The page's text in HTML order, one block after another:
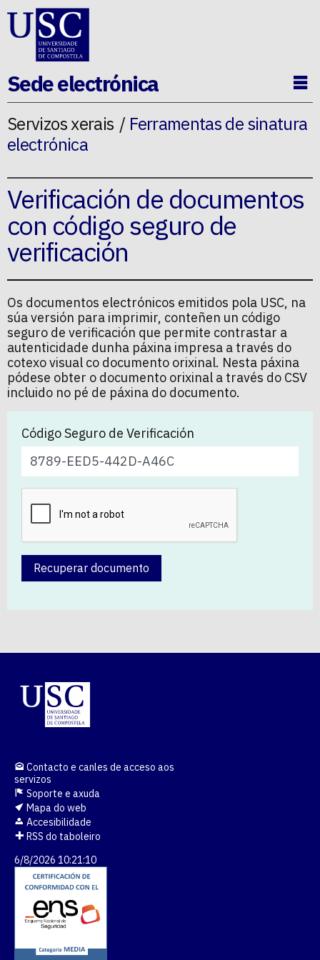
Ir ao contido da p�xina
Sede electrónica
Servizos xerais
Ferramentas de sinatura
electrónica
Verificación de documentos
con código seguro de
verificación
Os documentos electrónicos emitidos pola USC, na
súa versión para imprimir, conteñen un código
seguro de verificación que permite contrastar a
autenticidade dunha páxina impresa a través do
cotexo visual co documento orixinal. Nesta páxina
pódese obter o documento orixinal a través do CSV
incluido no pé de páxina do documento.
Código Seguro de Verificación
Recuperar documento
Contacto e canles de acceso aos
servizos
Soporte e axuda
Mapa do web
Accesibilidade
RSS do taboleiro
6/8/2026 10:21:10